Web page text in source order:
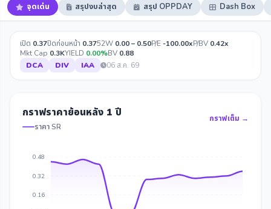
จุดเด่น สรุปงบล่าสุด สรุป OPPDAY Dash Box
เปิด 0.37ปิดก่อนหน้า 0.3752W 0.00 – 0.50P/E-100.00xP/BV 0.42x
Mkt Cap 0.3KYIELD 0.00%BV 0.88
DCA
DIV IAA 06 ส.ค. 69
กราฟราคาย้อนหลัง 1 ปี
ราคา SR
กราฟเต็ม →
0.48
0.32
0.16